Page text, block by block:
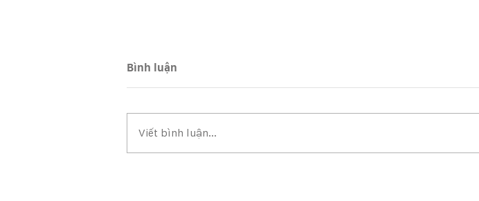
Bình luận
Viết bình luận...